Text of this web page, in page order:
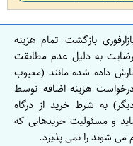
بازگشت تمام هزینه
به دلیل عدم مطابقت
داده شده مانند (معیوب
هزینه اضافه توسط
به شرط خرید از درگاه
و مسئولیت خریدهایی که
می شوند را نمی پذیرد.